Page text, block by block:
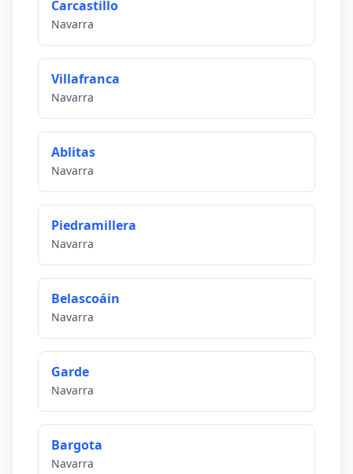
Carcastillo
Navarra
Villafranca
Navarra
Ablitas
Navarra
Piedramillera
Navarra
Belascoáin
Navarra
Garde
Navarra
Bargota
Navarra